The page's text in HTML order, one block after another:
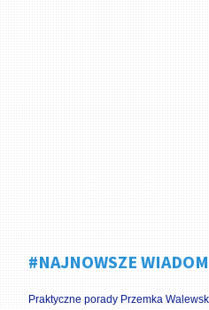
#NAJNOWSZE
Praktyczne porady Przemka